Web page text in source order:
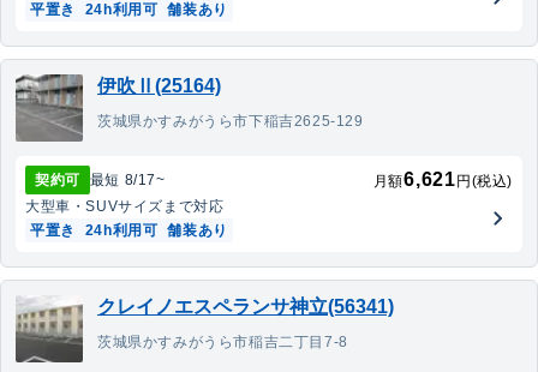
平置き
24h利用可 舗装あり
伊吹Ⅱ(25164)
茨城県かすみがうら市下稲吉2625-129
契約可 最短 8/17~ 月額6,621 円(税込)
大型車・SUVサイズまで対応
平置き
24h利用可 舗装あり
クレイノエスペランサ神立(56341)
茨城県かすみがうら市稲吉二丁目7-8